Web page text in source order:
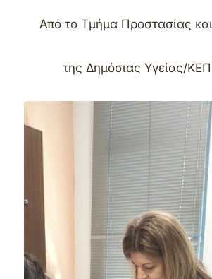
Από το Τμήμα Προστασίας
της Δημόσιας Υγείας/ΚΕΠ